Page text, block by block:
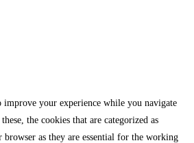
improve your experience while you navigate
the cookies that are categorized as
browser as they are essential for the working